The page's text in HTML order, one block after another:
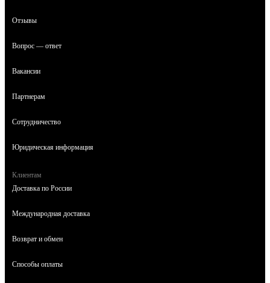
Отзывы
Вопрос — ответ
Вакансии
Партнерам
Сотрудничество
Юридическая информация
Клиентам
Доставка по России
Международная доставка
Возврат и обмен
Способы оплаты